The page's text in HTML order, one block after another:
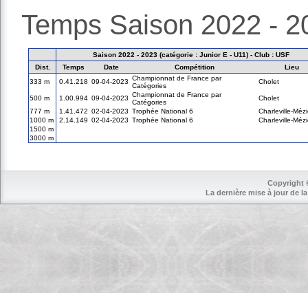
Temps Saison 2022 -
Saison 2022 - 2023 (catégorie : Junior E - U11) - Club : USF
Dist.
Temps Date Compétition
Lieu
333 m
0.41.218 09-04-2023 Championnat de France par
Catégories
Cholet
500 m 1.00.994 09-04-2023 Championnat de France par
Catégories
Cholet
777 m
1.41.472 02-04-2023 Trophée National 6
Charleville-
1000 m
2.14.149 02-04-2023 Trophée National 6
Charleville-
1500 m
3000 m
Copyright
La dernière mise à jour de